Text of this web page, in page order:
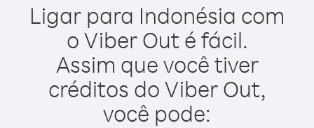
Ligar para Indonésia com
o Viber Out é fácil.
Assim que você tiver
créditos do Viber Out,
você pode: